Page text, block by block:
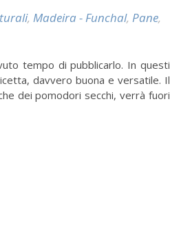
, Madeira - Funchal, Pane,
tempo di pubblicarlo. In questi
davvero buona e versatile. Il
dei pomodori secchi, verrà fuori